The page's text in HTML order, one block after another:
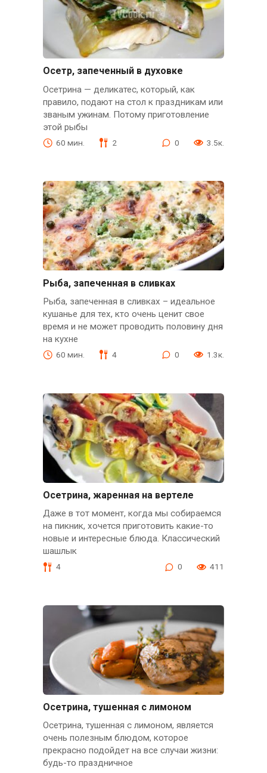
Осетр, запеченный в духовке
Осетрина — деликатес, который, как
правило, подают на стол к праздникам или
званым ужинам. Потому приготовление
этой рыбы
60 мин. 2 0 3.5к.
Рыба, запеченная в сливках
Рыба, запеченная в сливках – идеальное
кушанье для тех, кто очень ценит свое
время и не может проводить половину дня
на кухне
60 мин. 4 0 1.3к.
Осетрина, жаренная на вертеле
Даже в тот момент, когда мы собираемся
на пикник, хочется приготовить какие-то
новые и интересные блюда. Классический
шашлык
4 0 411
Осетрина, тушенная с лимоном
Осетрина, тушенная с лимоном, является
очень полезным блюдом, которое
прекрасно подойдет на все случаи жизни:
будь-то праздничное